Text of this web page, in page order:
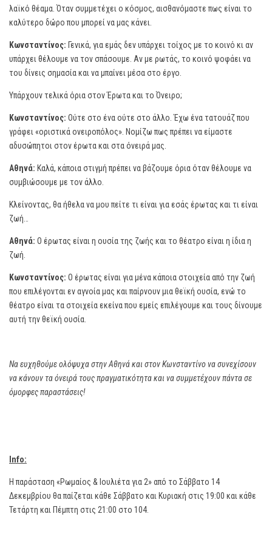
λαϊκό θέαμα. Όταν συμμετέχει ο κόσμος, αισθανόμαστε πως είναι το
καλύτερο δώρο που μπορεί να μας κάνει.
Κωνσταντίνος: Γενικά, για εμάς δεν υπάρχει τοίχος με το κοινό κι αν
υπάρχει θέλουμε να τον σπάσουμε. Αν με ρωτάς, το κοινό ψοφάει να
του δίνεις σημασία και να μπαίνει μέσα στο έργο.
Υπάρχουν τελικά όρια στον Έρωτα και το Όνειρο;
Κωνσταντίνος: Ούτε στο ένα ούτε στο άλλο. Έχω ένα τατουάζ που
γράφει «οριστικά ονειροπόλος». Νομίζω πως πρέπει να είμαστε
αδυσώπητοι στον έρωτα και στα όνειρά μας.
Αθηνά: Καλά, κάποια στιγμή πρέπει να βάζουμε όρια όταν θέλουμε να
συμβιώσουμε με τον άλλο.
Κλείνοντας, θα ήθελα να μου πείτε τι είναι για εσάς έρωτας και τι είναι
ζωή…
Αθηνά: Ο έρωτας είναι η ουσία της ζωής και το θέατρο είναι η ίδια η
ζωή.
Κωνσταντίνος: Ο έρωτας είναι για μένα κάποια στοιχεία από την ζωή
που επιλέγονται εν αγνοία μας και παίρνουν μια θεϊκή ουσία, ενώ το
θέατρο είναι τα στοιχεία εκείνα που εμείς επιλέγουμε και τους δίνουμε
αυτή την θεϊκή ουσία.
Να ευχηθούμε ολόψυχα στην Αθηνά και στον Κωνσταντίνο να συνεχίσουν
να κάνουν τα όνειρά τους πραγματικότητα και να συμμετέχουν πάντα σε
όμορφες παραστάσεις!
Info:
Η παράσταση «Ρωμαίος & Ιουλιέτα για 2» από το Σάββατο 14
Δεκεμβρίου θα παίζεται κάθε Σάββατο και Κυριακή στις 19:00 και κάθε
Τετάρτη και Πέμπτη στις 21:00 στο 104.